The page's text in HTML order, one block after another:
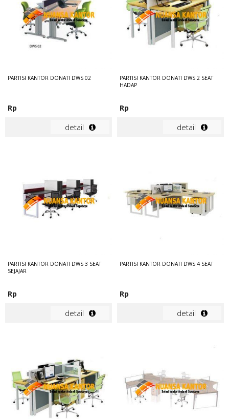
PARTISI KANTOR DONATI DWS 02
Rp
detail
PARTISI KANTOR DONATI DWS 2 SEAT
HADAP
Rp
detail
PARTISI KANTOR DONATI DWS 3 SEAT
SEJAJAR
Rp
detail
PARTISI KANTOR DONATI DWS 4 SEAT
Rp
detail